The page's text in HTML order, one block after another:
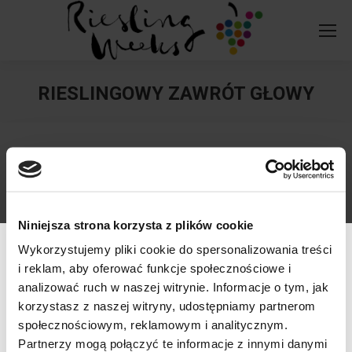
Niniejsza strona korzysta z plików cookie
Wykorzystujemy pliki cookie do spersonalizowania treści
i reklam, aby oferować funkcje społecznościowe i
analizować ruch w naszej witrynie. Informacje o tym, jak
korzystasz z naszej witryny, udostępniamy partnerom
społecznościowym, reklamowym i analitycznym.
Partnerzy mogą połączyć te informacje z innymi danymi
Werfikacja wieku
RIESLINGOWY ZAWRÓT GŁOWY
757445577 willaodkrywcow.pl